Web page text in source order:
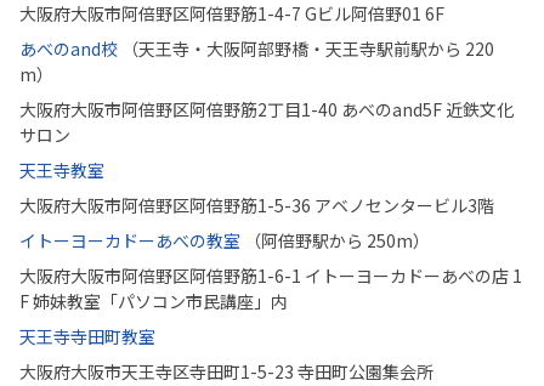
大阪府大阪市阿倍野区阿倍野筋1-4-7 Gビル阿倍野01 6F
あべのand校
（天王寺・大阪阿部野橋・天王寺駅前駅から 220
m）
大阪府大阪市阿倍野区阿倍野筋2丁目1-40 あべのand5F 近鉄文化
サロン
天王寺教室
大阪府大阪市阿倍野区阿倍野筋1-5-36 アベノセンタービル3階
イトーヨーカドーあべの教室
（阿倍野駅から 250m）
大阪府大阪市阿倍野区阿倍野筋1-6-1 イトーヨーカドーあべの店 1
F 姉妹教室「パソコン市民講座」内
天王寺寺田町教室
大阪府大阪市天王寺区寺田町1-5-23 寺田町公園集会所